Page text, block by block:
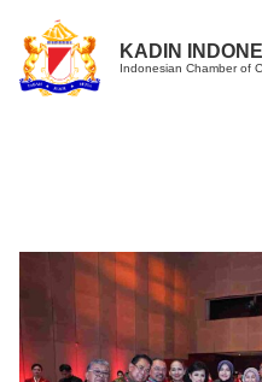
KADIN
Indonesian Chamber of